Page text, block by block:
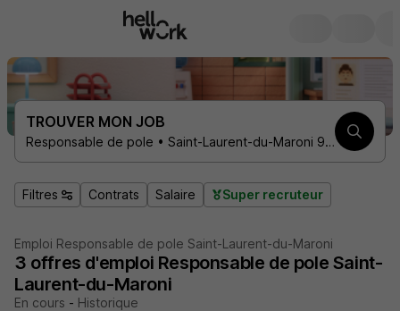
TROUVER MON JOB
Responsable de pole • Saint-Laurent-du-Maroni 97320
Filtres Contrats Salaire Super recruteur
Emploi Responsable de pole Saint-Laurent-du-Maroni
3 offres d'emploi Responsable de pole Saint-
Laurent-du-Maroni
En cours - Historique